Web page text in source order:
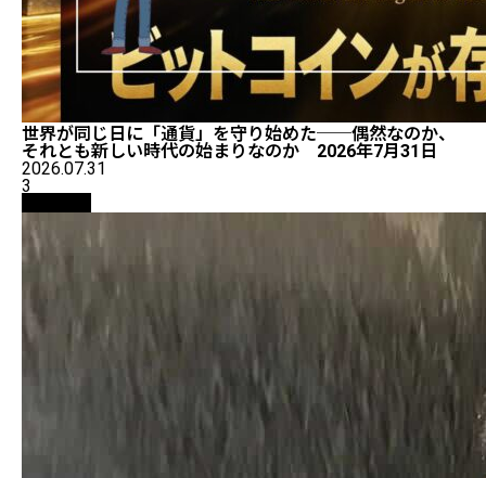
世界が同じ日に「通貨」を守り始めた──偶然なのか、
それとも新しい時代の始まりなのか 2026年7月31日
2026.07.31
3